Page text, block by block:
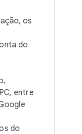
os
do
entre
do